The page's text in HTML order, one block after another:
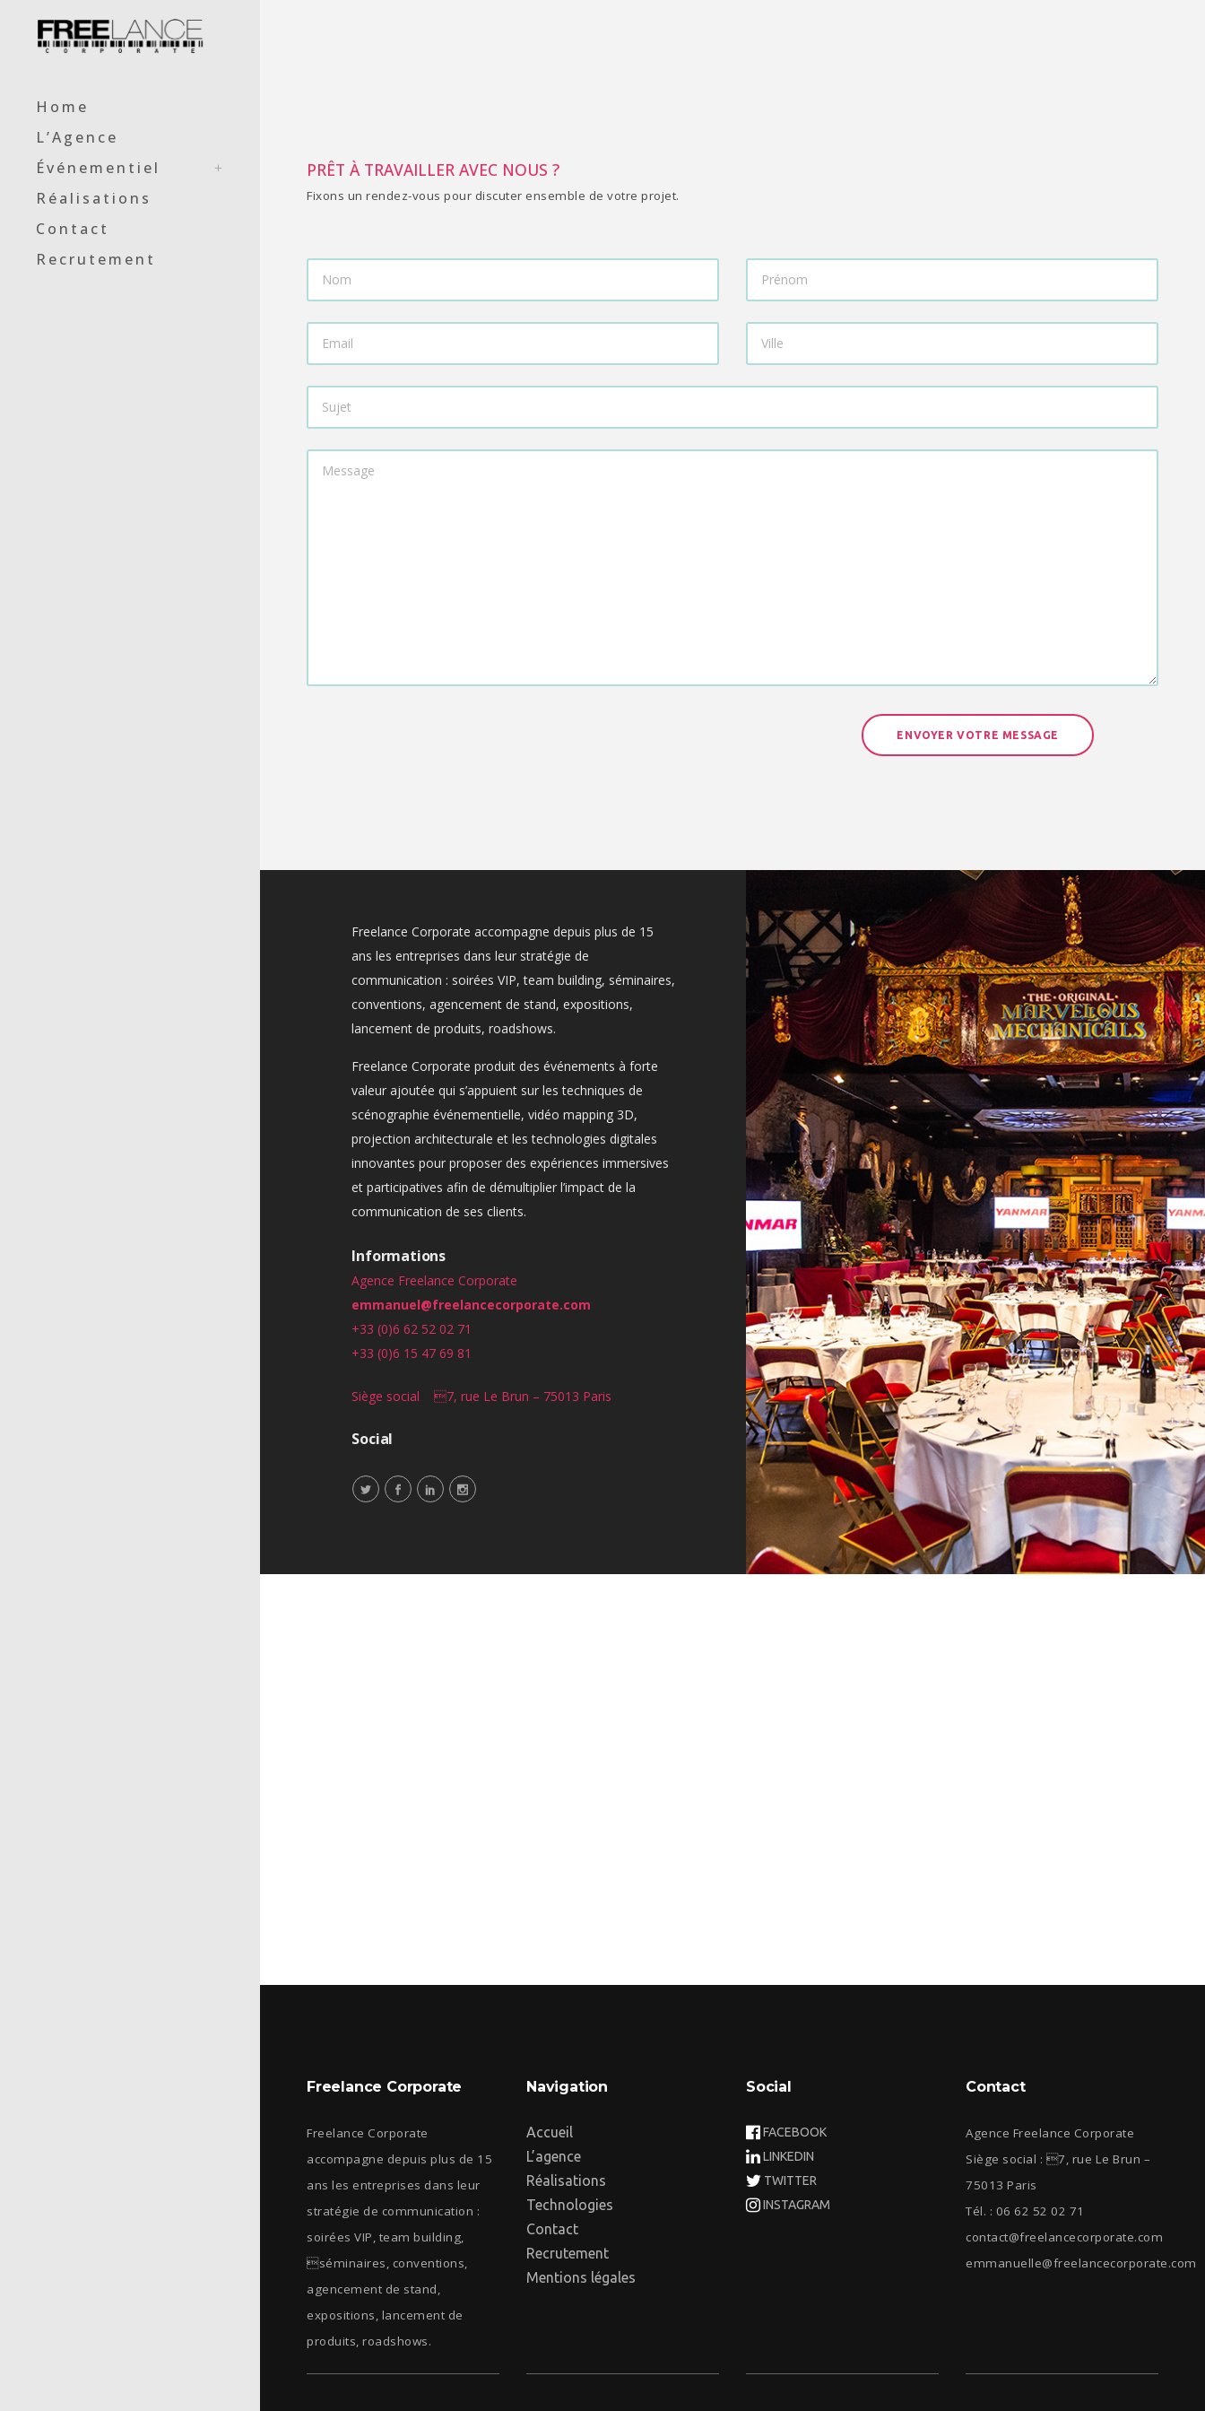
Home
L’Agence
Événementiel
Réalisations
Contact
Recrutement
PRÊT À TRAVAILLER AVEC NOUS ?
Fixons un rendez-vous pour discuter ensemble de votre projet.
Freelance Corporate accompagne depuis plus de 15
ans les entreprises dans leur stratégie de
communication : soirées VIP, team building, séminaires,
conventions, agencement de stand, expositions,
lancement de produits, roadshows.
Freelance Corporate produit des événements à forte
valeur ajoutée qui s’appuient sur les techniques de
scénographie événementielle, vidéo mapping 3D,
projection architecturale et les technologies digitales
innovantes pour proposer des expériences immersives
et participatives afin de démultiplier l’impact de la
communication de ses clients.
Informations
Agence Freelance Corporate
emmanuel@freelancecorporate.com
+33 (0)6 62 52 02 71
+33 (0)6 15 47 69 81
Siège social 7, rue Le Brun – 75013 Paris
Social
Freelance Corporate
Freelance Corporate
accompagne depuis plus de 15
ans les entreprises dans leur
stratégie de communication :
soirées VIP, team building,
séminaires, conventions,
agencement de stand,
expositions, lancement de
produits, roadshows.
Navigation
Accueil
L’agence
Réalisations
Technologies
Contact
Recrutement
Mentions légales
Social
FACEBOOK
LINKEDIN
TWITTER
INSTAGRAM
Contact
Agence Freelance Corporate
Siège social : 7, rue Le Brun –
75013 Paris
Tél. : 06 62 52 02 71
contact@freelancecorporate.com
emmanuelle@freelancecorporate.com